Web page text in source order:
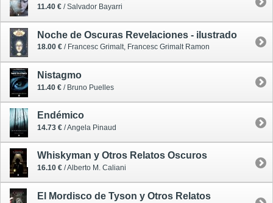
11.40 € / Salvador Bayarri
Noche de Oscuras Revelaciones - ilustrado
18.00 € / Francesc Grimalt, Francesc Grimalt Ramon
Nistagmo
11.40 € / Bruno Puelles
Endémico
14.73 € / Angela Pinaud
Whiskyman y Otros Relatos Oscuros
16.10 € / Alberto M. Caliani
El Mordisco de Tyson y Otros Relatos